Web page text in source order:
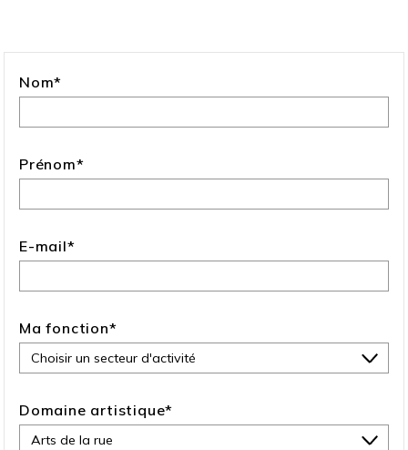
Nom*
Prénom*
E-mail*
Ma fonction*
Domaine artistique*